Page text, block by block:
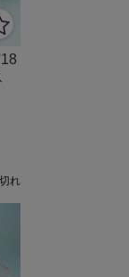
れ